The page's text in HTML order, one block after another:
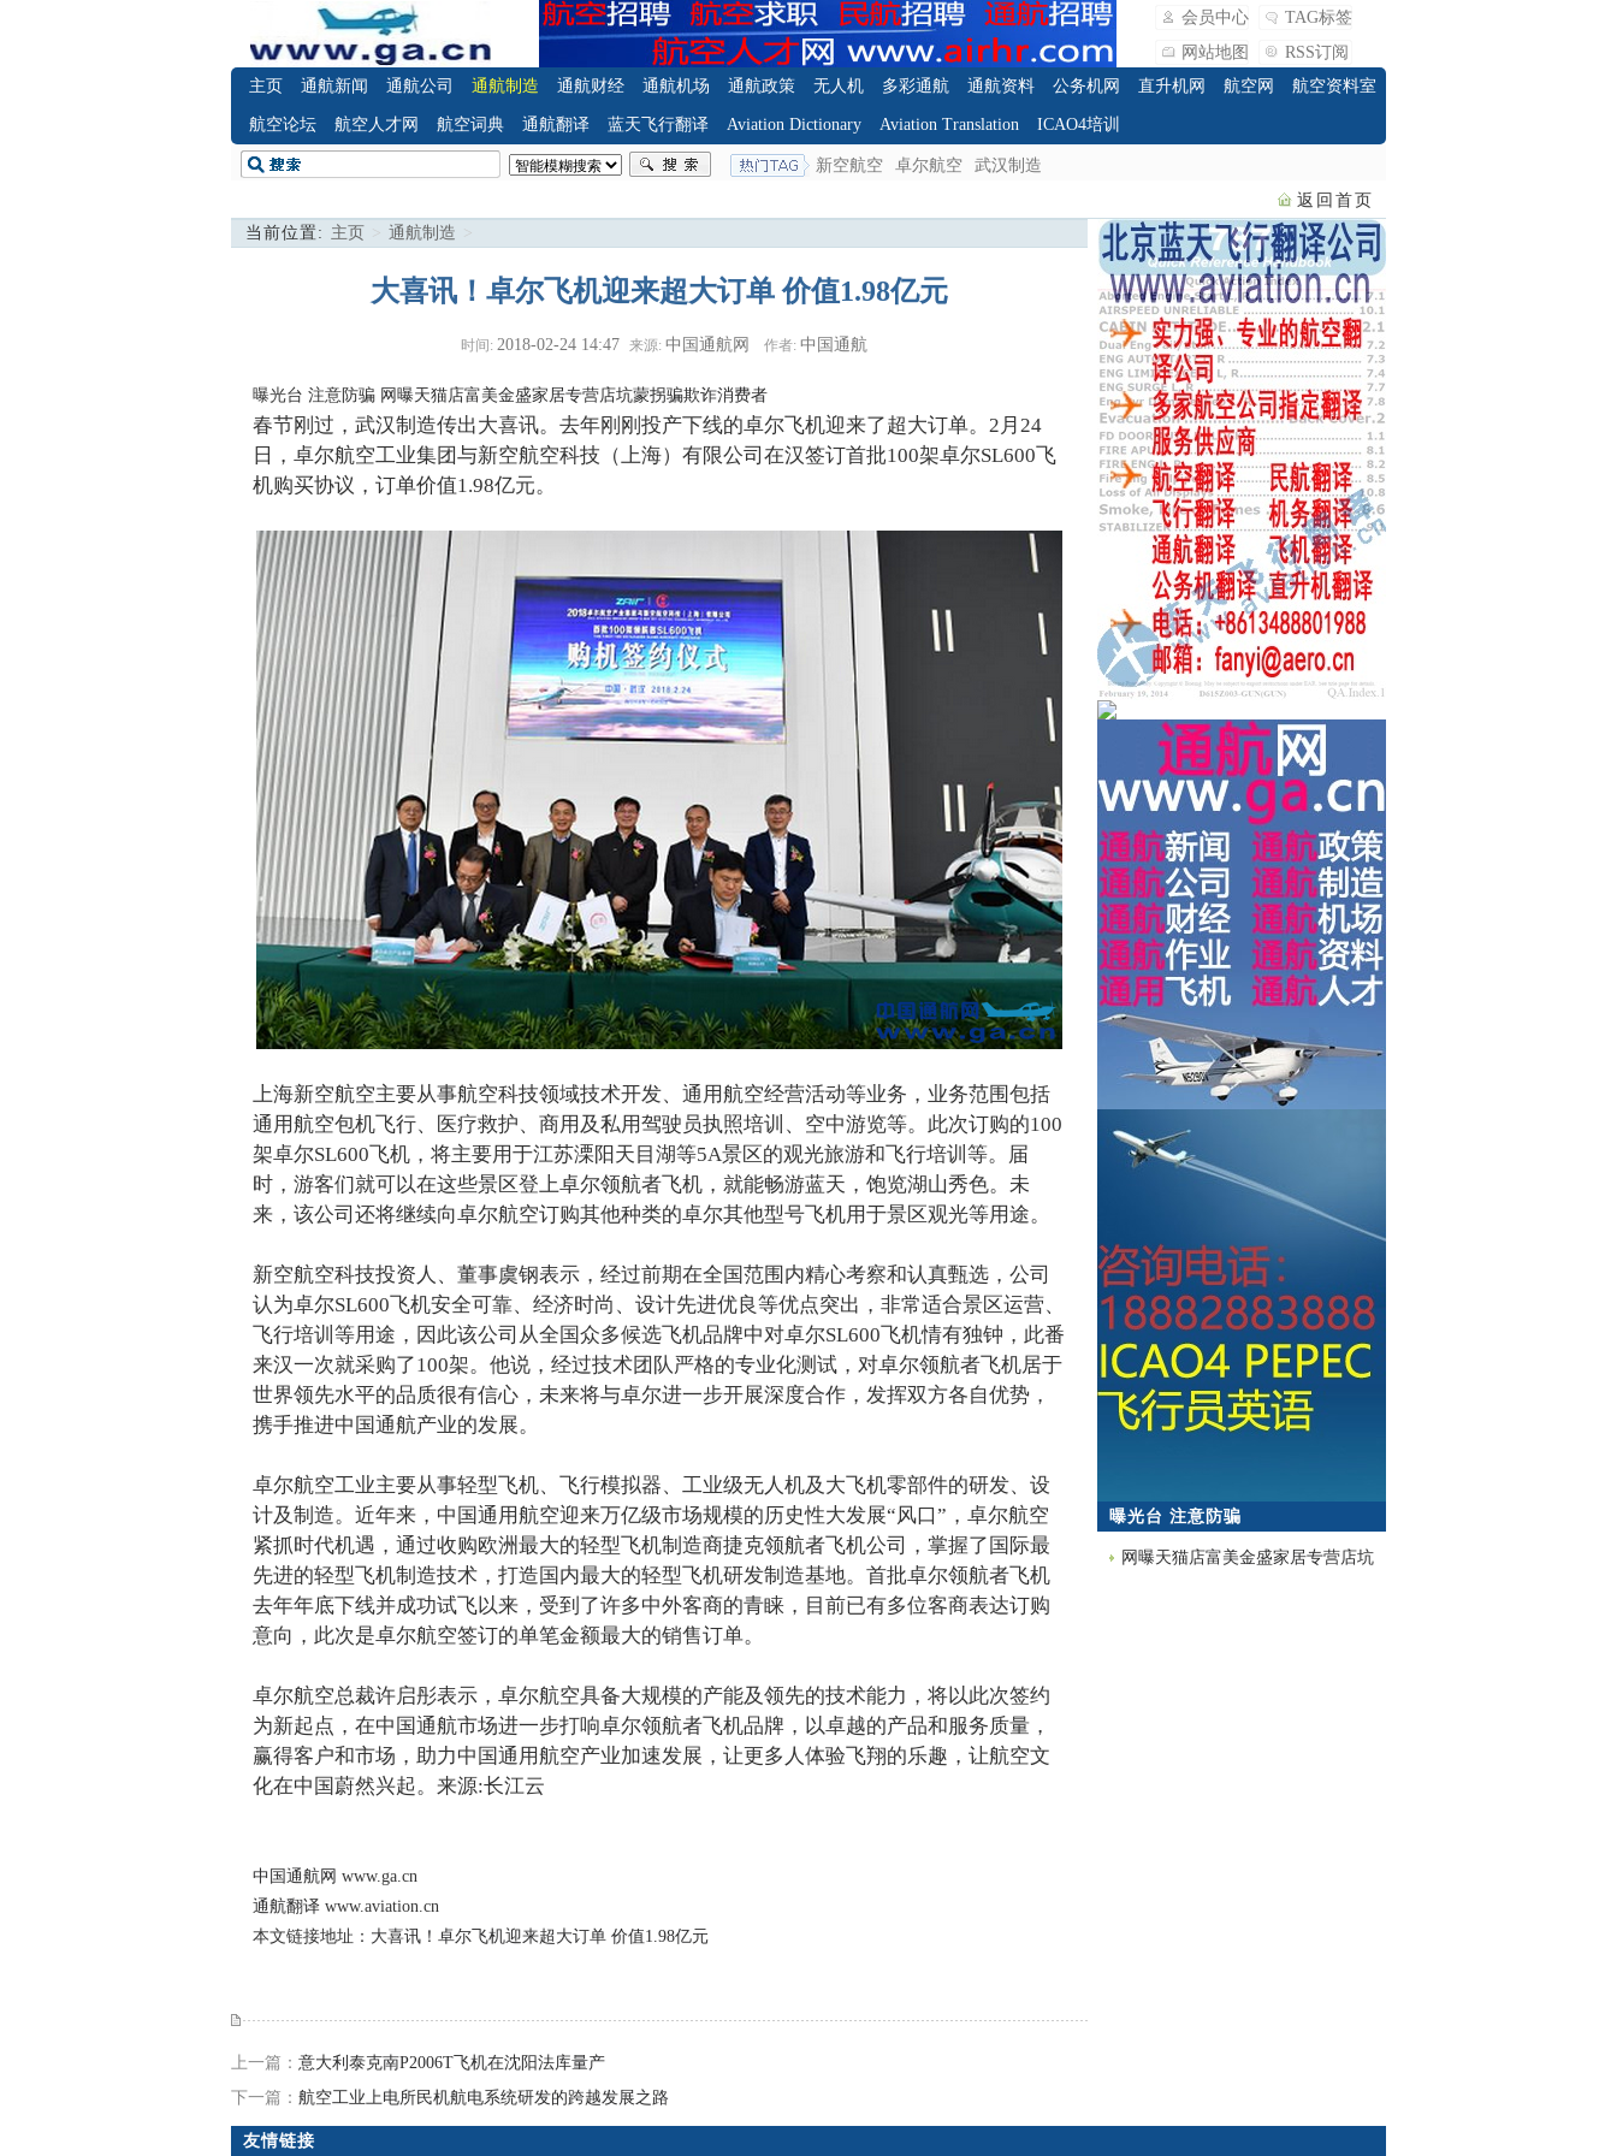
会员中心
TAG标签
网站地图
RSS订阅
主页
通航新闻 通航公司 通航制造 通航财经 通航机场 通航政策 无人机 多彩通航 通航资料 公务机网 直升机网 航空网 航空资料室
航空论坛 航空人才网 航空词典 通航翻译 蓝天飞行翻译 Aviation Dictionary Aviation Translation ICAO4培训
新空航空 卓尔航空
武汉制造
返回首页
当前位置: 主页 > 通航制造 >
大喜讯！卓尔飞机迎来超大订单 价值1.98亿元
时间: 2018-02-24 14:47 来源: 中国通航网 作者: 中国通航
曝光台 注意防骗 网曝天猫店富美金盛家居专营店坑蒙拐骗欺诈消费者
春节刚过，武汉制造传出大喜讯。去年刚刚投产下线的卓尔飞机迎来了超大订单。2月24
日，卓尔航空工业集团与新空航空科技（上海）有限公司在汉签订首批100架卓尔SL600飞
机购买协议，订单价值1.98亿元。
上海新空航空主要从事航空科技领域技术开发、通用航空经营活动等业务，业务范围包括
通用航空包机飞行、医疗救护、商用及私用驾驶员执照培训、空中游览等。此次订购的100
架卓尔SL600飞机，将主要用于江苏溧阳天目湖等5A景区的观光旅游和飞行培训等。届
时，游客们就可以在这些景区登上卓尔领航者飞机，就能畅游蓝天，饱览湖山秀色。未
来，该公司还将继续向卓尔航空订购其他种类的卓尔其他型号飞机用于景区观光等用途。
新空航空科技投资人、董事虞钢表示，经过前期在全国范围内精心考察和认真甄选，公司
认为卓尔SL600飞机安全可靠、经济时尚、设计先进优良等优点突出，非常适合景区运营、
飞行培训等用途，因此该公司从全国众多候选飞机品牌中对卓尔SL600飞机情有独钟，此番
来汉一次就采购了100架。他说，经过技术团队严格的专业化测试，对卓尔领航者飞机居于
世界领先水平的品质很有信心，未来将与卓尔进一步开展深度合作，发挥双方各自优势，
携手推进中国通航产业的发展。
卓尔航空工业主要从事轻型飞机、飞行模拟器、工业级无人机及大飞机零部件的研发、设
计及制造。近年来，中国通用航空迎来万亿级市场规模的历史性大发展“风口”，卓尔航空
紧抓时代机遇，通过收购欧洲最大的轻型飞机制造商捷克领航者飞机公司，掌握了国际最
先进的轻型飞机制造技术，打造国内最大的轻型飞机研发制造基地。首批卓尔领航者飞机
去年年底下线并成功试飞以来，受到了许多中外客商的青睐，目前已有多位客商表达订购
意向，此次是卓尔航空签订的单笔金额最大的销售订单。
卓尔航空总裁许启彤表示，卓尔航空具备大规模的产能及领先的技术能力，将以此次签约
为新起点，在中国通航市场进一步打响卓尔领航者飞机品牌，以卓越的产品和服务质量，
赢得客户和市场，助力中国通用航空产业加速发展，让更多人体验飞翔的乐趣，让航空文
化在中国蔚然兴起。来源:长江云
中国通航网 www.ga.cn
通航翻译 www.aviation.cn
本文链接地址： 大喜讯！卓尔飞机迎来超大订单 价值1.98亿元
上一篇： 意大利泰克南P2006T飞机在沈阳法库量产
下一篇： 航空工业上电所民机航电系统研发的跨越发展之路
曝光台 注意防骗
网曝天猫店富美金盛家居专营店坑
友情链接